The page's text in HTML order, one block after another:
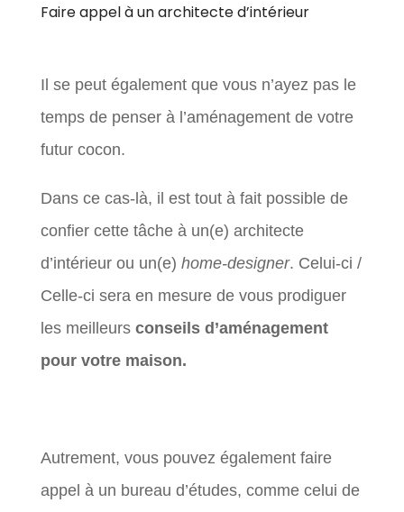
Faire appel à un architecte d’intérieur
Il se peut également que vous n’ayez pas le
temps de penser à l’aménagement de votre
futur cocon.
Dans ce cas-là, il est tout à fait possible de
confier cette tâche à un(e) architecte
d’intérieur ou un(e) home-designer. Celui-ci /
Celle-ci sera en mesure de vous prodiguer
les meilleurs conseils d’aménagement
pour votre maison.
Autrement, vous pouvez également faire
appel à un bureau d’études, comme celui de